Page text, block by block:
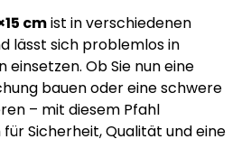
cmist in verschiedenen
lässt sich problemlos in
Ob Sie nun eine
bauen oder eine schwere
– mit diesem Pfahl
Sicherheit, Qualität und eine